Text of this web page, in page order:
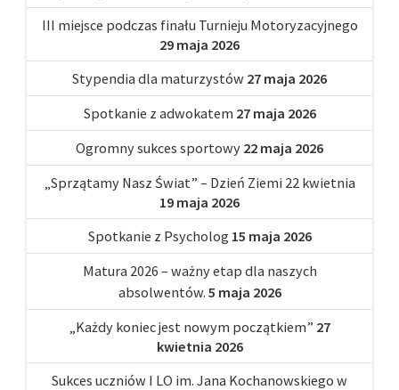
III miejsce podczas finału Turnieju Motoryzacyjnego
29 maja 2026
Stypendia dla maturzystów 27 maja 2026
Spotkanie z adwokatem 27 maja 2026
Ogromny sukces sportowy 22 maja 2026
„Sprzątamy Nasz Świat” – Dzień Ziemi 22 kwietnia
19 maja 2026
Spotkanie z Psycholog 15 maja 2026
Matura 2026 – ważny etap dla naszych
absolwentów. 5 maja 2026
„Każdy koniec jest nowym początkiem” 27
kwietnia 2026
Sukces uczniów I LO im. Jana Kochanowskiego w